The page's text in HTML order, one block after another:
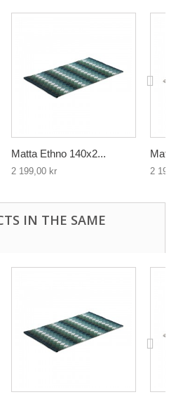
Matta Ethno 140x2...
2 199,00 kr 2
IN THE SAME